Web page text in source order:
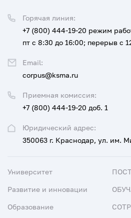
Юридический адрес:
350063 г. Краснодар, ул. им.
Приемная комиссия:
+7 (800) 444-19-20 доб. 1
Горячая линия:
+7 (800) 444-19-20 режим
пт с 8:30 до 16:00; перерыв с
Email:
corpus@ksma.ru
Университет
Развитие и инновации
Образование